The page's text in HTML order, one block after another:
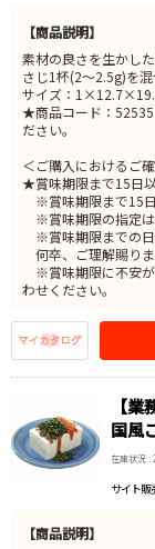
【商品説明】
素材の良さを生かし
さじ1杯(2～2.5g)を
サイズ：
★商品コード：
ださい。
＜ご購入におけるご
★賞味期限まで15日以
※賞味期限まで15日
※賞味期限の指定は
※賞味期限までの日
何卒、ご理解賜りま
※賞味期限に不安
わせください。
【
国風
在庫状況 :
サイト販
【商品説明】